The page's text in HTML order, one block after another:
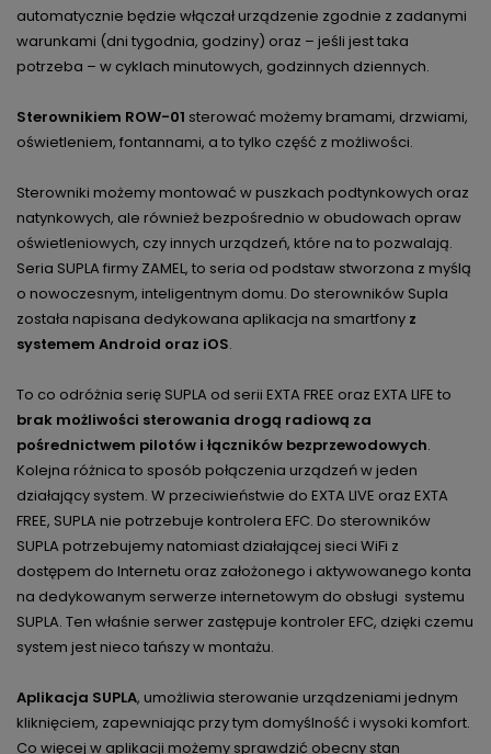
automatycznie będzie włączał urządzenie zgodnie z zadanymi
warunkami (dni tygodnia, godziny) oraz – jeśli jest taka
potrzeba – w cyklach minutowych, godzinnych dziennych.
Sterownikiem ROW-01 sterować możemy bramami, drzwiami,
oświetleniem, fontannami, a to tylko część z możliwości.
Sterowniki możemy montować w puszkach podtynkowych oraz
natynkowych, ale również bezpośrednio w obudowach opraw
oświetleniowych, czy innych urządzeń, które na to pozwalają.
Seria SUPLA firmy ZAMEL, to seria od podstaw stworzona z myślą
o nowoczesnym, inteligentnym domu. Do sterowników Supla
została napisana dedykowana aplikacja na smartfony z
systemem Android oraz iOS.
To co odróżnia serię SUPLA od serii EXTA FREE oraz EXTA LIFE to
brak możliwości sterowania drogą radiową za
pośrednictwem pilotów i łączników bezprzewodowych.
Kolejna różnica to sposób połączenia urządzeń w jeden
działający system. W przeciwieństwie do EXTA LIVE oraz EXTA
FREE, SUPLA nie potrzebuje kontrolera EFC. Do sterowników
SUPLA potrzebujemy natomiast działającej sieci WiFi z
dostępem do Internetu oraz założonego i aktywowanego konta
na dedykowanym serwerze internetowym do obsługi systemu
SUPLA. Ten właśnie serwer zastępuje kontroler EFC, dzięki czemu
system jest nieco tańszy w montażu.
Aplikacja SUPLA, umożliwia sterowanie urządzeniami jednym
kliknięciem, zapewniając przy tym domyślność i wysoki komfort.
Co więcej w aplikacji możemy sprawdzić obecny stan